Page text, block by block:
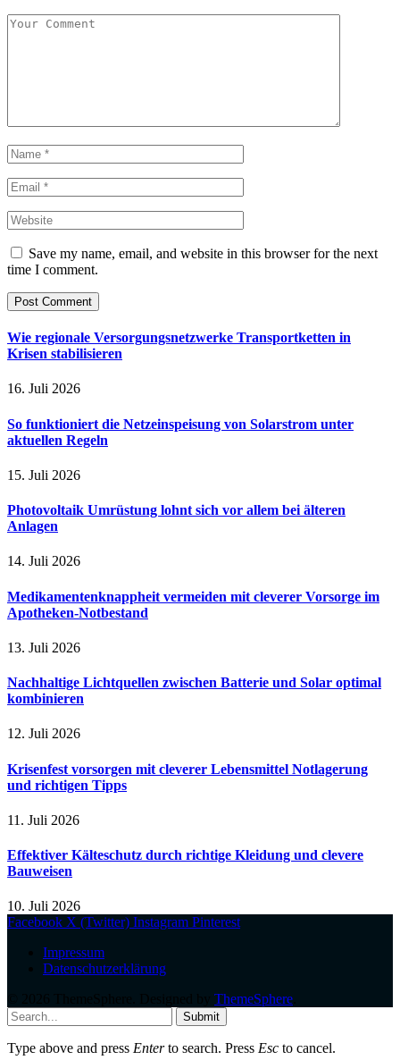
Save my name, email, and website in this browser for the next
time I comment.
Wie regionale Versorgungsnetzwerke Transportketten in
Krisen stabilisieren
16. Juli 2026
So funktioniert die Netzeinspeisung von Solarstrom unter
aktuellen Regeln
15. Juli 2026
Photovoltaik Umrüstung lohnt sich vor allem bei älteren
Anlagen
14. Juli 2026
Medikamentenknappheit vermeiden mit cleverer Vorsorge im
Apotheken-Notbestand
13. Juli 2026
Nachhaltige Lichtquellen zwischen Batterie und Solar optimal
kombinieren
12. Juli 2026
Krisenfest vorsorgen mit cleverer Lebensmittel Notlagerung
und richtigen Tipps
11. Juli 2026
Effektiver Kälteschutz durch richtige Kleidung und clevere
Bauweisen
10. Juli 2026
Facebook X (Twitter) Instagram Pinterest
Impressum
Datenschutzerklärung
ThemeSphere
Submit
Type above and press Enterto search. Press Esc to cancel.